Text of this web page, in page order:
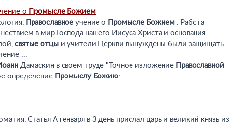
о Промысле Божием
Православное учение о Промысле Божием , Работа
в мир Господа нашего Иисуса Христа и основания
святые отцы и учители Церкви вынуждены были защищать
...
Дамаскин в своем труде "Точное изложение
Православной
определение
Промыслу Божию:
Статья А генваря в 3 день прислал царь и великий князь из